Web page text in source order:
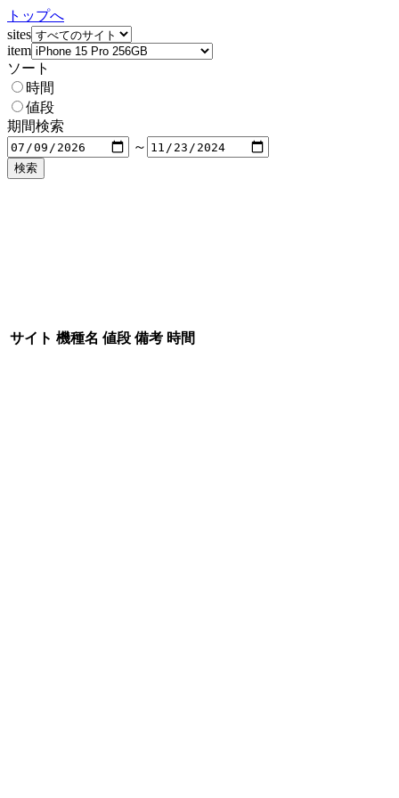
トップへ
sites
item
ソート
時間
値段
期間検索
～
サイト 機種名 値段 備考 時間